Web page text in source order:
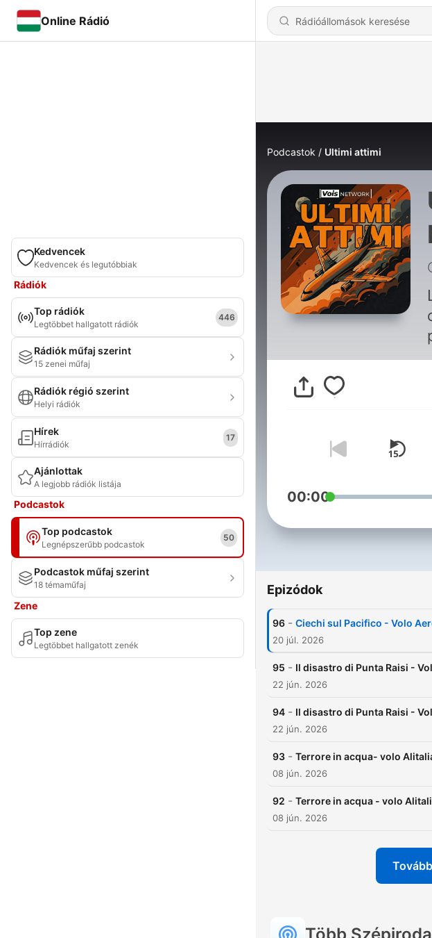
Online Rádió
Kedvencek
Kedvencek és legutóbbiak
Rádiók
Top rádiók
Legtöbbet hallgatott rádiók
446
Rádiók műfaj szerint
15 zenei műfaj
Rádiók régió szerint
Helyi rádiók
Hírek
Hírrádiók
17
Ajánlottak
A legjobb rádiók listája
Podcastok
Top podcastok
Legnépszerűbb podcastok
50
Podcastok műfaj szerint
18 témaműfaj
Zene
Top zene
Legtöbbet hallgatott zenék
Podcastok Ultimi attimi
00:00
Epizódok
96 - Ciechi sul Pacifico - Volo
20 júl. 2026
95 - Il disastro di Punta Raisi -
22 jún. 2026
94 - Il disastro di Punta Raisi -
22 jún. 2026
93 - Terrore in acqua- volo
08 jún. 2026
92 - Terrore in acqua - volo
08 jún. 2026